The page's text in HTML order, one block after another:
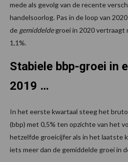
mede als gevolg van de recente
handelsoorlog. Pas in de loop van
de gemiddeldegroei in 2020 vertraagt
1,1%.
Stabiele bbp-groei in
2019 …
In het eerste kwartaal steeg het
(bbp) met 0,5% ten opzichte van het
hetzelfde groeicijfer als in het laatste
iets meer dan de gemiddelde groei in